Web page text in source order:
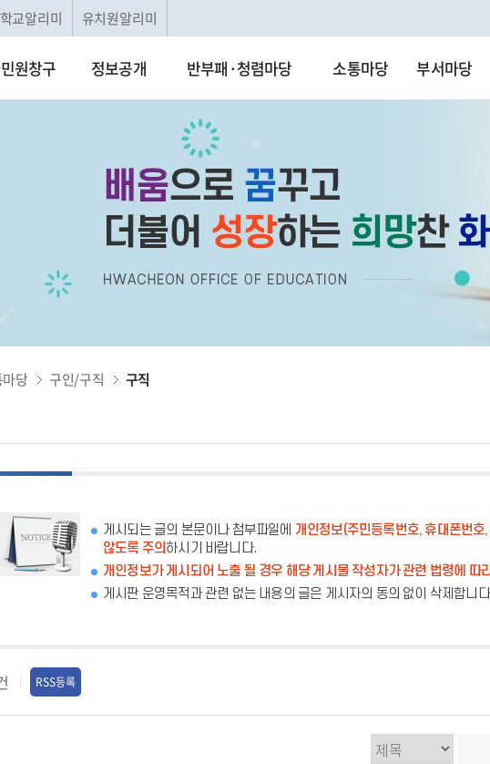
학교알리미 유치원알리미
원창구 정보공개 반부패·청렴마당 소통마당 부서마당
당 구인/구직 구직
게시되는 글의 본문이나 첨부파일에 개인정보(주민등록번호, 휴대폰번
않도록 주의하시기 바랍니다.
개인정보가 게시되어 노출 될 경우 해당 게시물 작성자가 관련 법령에 따
게시판 운영목적과 관련 없는 내용의 글은 게시자의 동의 없이 삭제합니
RSS등록